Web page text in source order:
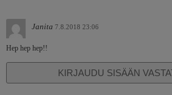
Janita 7.8.2018 23:06
Hep hep hep!!
KIRJAUDU SISÄÄN